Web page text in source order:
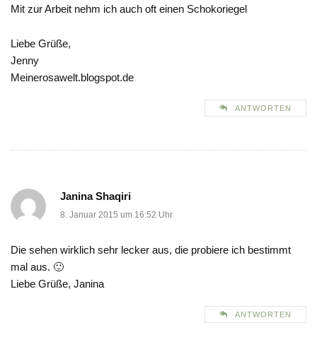
Mit zur Arbeit nehm ich auch oft einen Schokoriegel
Liebe Grüße,
Jenny
Meinerosawelt.blogspot.de
ANTWORTEN
Janina Shaqiri
8. Januar 2015 um 16:52 Uhr
Die sehen wirklich sehr lecker aus, die probiere ich bestimmt
mal aus. 🙂
Liebe Grüße, Janina
ANTWORTEN